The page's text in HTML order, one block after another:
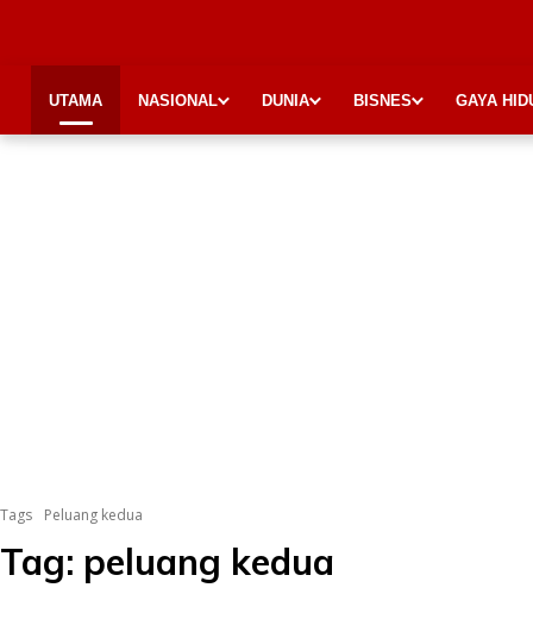
UTAMA NASIONAL DUNIA BISNES GAYA
Tags Peluang kedua
Tag: peluang kedua